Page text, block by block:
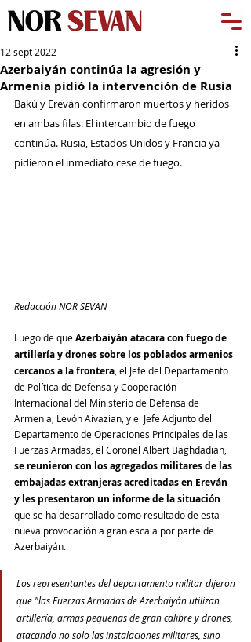
Azerbaiyán continúa la agresión y
Armenia pidió la intervención de Rusia
12 sept 2022
Bakú y Ereván confirmaron muertos y heridos
en ambas filas. El intercambio de fuego
continúa. Rusia, Estados Unidos y Francia ya
pidieron el inmediato cese de fuego.
Redacción NOR SEVAN
Luego de que Azerbaiyán atacara con fuego de
artillería y drones sobre los poblados armenios
cercanos a la frontera , el Jefe del Departamento
de Política de Defensa y Cooperación
Internacional del Ministerio de Defensa de
Armenia, Levón Aivazian, y el Jefe Adjunto del
Departamento de Operaciones Principales de las
Fuerzas Armadas, el Coronel Albert Baghdadian,
se reunieron con los agregados militares de las
embajadas extranjeras acreditadas en Ereván
y les presentaron un informe de la situación
que se ha desarrollado como resultado de esta
nueva provocación a gran escala por parte de
Azerbaiyán.
Los representantes del departamento militar dijeron
que "las Fuerzas Armadas de Azerbaiyán utilizan
artillería, armas pequeñas de gran calibre y drones,
atacando no solo las instalaciones militares, sino